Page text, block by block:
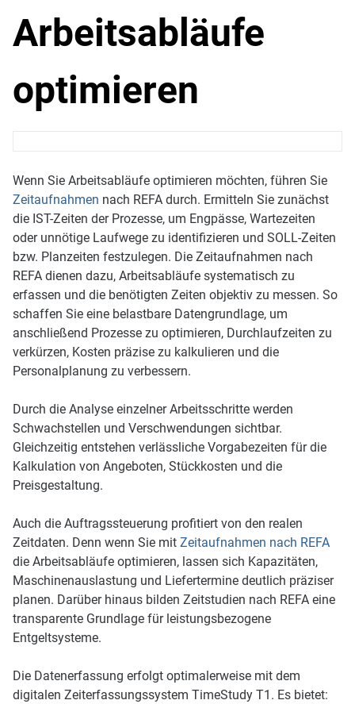
Arbeitsabläufe
optimieren
Wenn Sie Arbeitsabläufe optimieren möchten, führen Sie
Zeitaufnahmen nach REFA durch. Ermitteln Sie zunächst
die IST-Zeiten der Prozesse, um Engpässe, Wartezeiten
oder unnötige Laufwege zu identifizieren und SOLL-Zeiten
bzw. Planzeiten festzulegen. Die Zeitaufnahmen nach
REFA dienen dazu, Arbeitsabläufe systematisch zu
erfassen und die benötigten Zeiten objektiv zu messen. So
schaffen Sie eine belastbare Datengrundlage, um
anschließend Prozesse zu optimieren, Durchlaufzeiten zu
verkürzen, Kosten präzise zu kalkulieren und die
Personalplanung zu verbessern.
Durch die Analyse einzelner Arbeitsschritte werden
Schwachstellen und Verschwendungen sichtbar.
Gleichzeitig entstehen verlässliche Vorgabezeiten für die
Kalkulation von Angeboten, Stückkosten und die
Preisgestaltung.
Auch die Auftragssteuerung profitiert von den realen
Zeitdaten. Denn wenn Sie mit Zeitaufnahmen nach REFA
die Arbeitsabläufe optimieren, lassen sich Kapazitäten,
Maschinenauslastung und Liefertermine deutlich präziser
planen. Darüber hinaus bilden Zeitstudien nach REFA eine
transparente Grundlage für leistungsbezogene
Entgeltsysteme.
Die Datenerfassung erfolgt optimalerweise mit dem
digitalen Zeiterfassungssystem TimeStudy T1. Es bietet: